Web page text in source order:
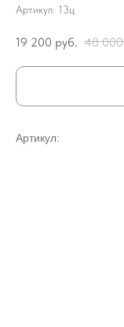
Артикул: 13ц
19 200 руб. 48 000
Артикул: